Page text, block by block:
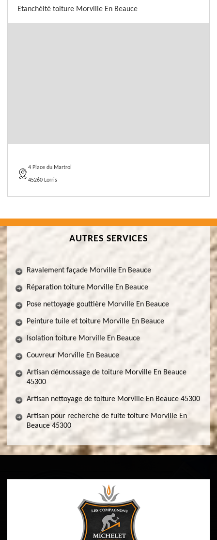
Etanchéité toiture Morville En Beauce
4 Place du Martroi
45260 Lorris
AUTRES SERVICES
Ravalement façade Morville En Beauce
Réparation toiture Morville En Beauce
Pose nettoyage gouttière Morville En Beauce
Peinture tuile et toiture Morville En Beauce
Isolation toiture Morville En Beauce
Couvreur Morville En Beauce
Artisan démoussage de toiture Morville En Beauce
45300
Artisan nettoyage de toiture Morville En Beauce 45300
Artisan pour recherche de fuite toiture Morville En
Beauce 45300